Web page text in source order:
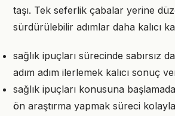
taşı. Tek seferlik çabalar yerine
sürdürülebilir adımlar daha kalıcı
sağlık ipuçları sürecinde sabırsız
adım adım ilerlemek kalıcı sonuç
sağlık ipuçları konusuna
ön araştırma yapmak süreci